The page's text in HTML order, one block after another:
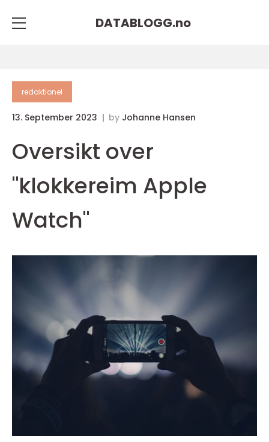
DATABLOGG.no
redaktionel
13. September 2023 by Johanne Hansen
Oversikt over
"klokkereim Apple
Watch"